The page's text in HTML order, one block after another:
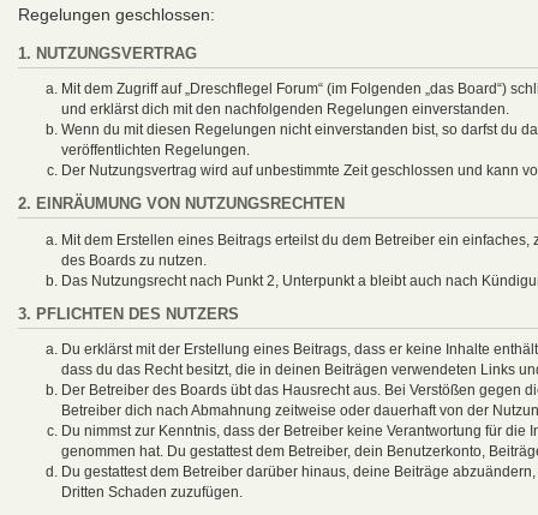
Regelungen geschlossen:
1. NUTZUNGSVERTRAG
Mit dem Zugriff auf „Dreschflegel Forum“ (im Folgenden „das Board“)
und erklärst dich mit den nachfolgenden Regelungen einverstanden.
Wenn du mit diesen Regelungen nicht einverstanden bist, so darfst du
veröffentlichten Regelungen.
Der Nutzungsvertrag wird auf unbestimmte Zeit geschlossen und kann
2. EINRÄUMUNG VON NUTZUNGSRECHTEN
Mit dem Erstellen eines Beitrags erteilst du dem Betreiber ein
des Boards zu nutzen.
Das Nutzungsrecht nach Punkt 2, Unterpunkt a bleibt auch nach
3. PFLICHTEN DES NUTZERS
Du erklärst mit der Erstellung eines Beitrags, dass er keine Inhalte
dass du das Recht besitzt, die in deinen Beiträgen verwendeten Links
Der Betreiber des Boards übt das Hausrecht aus. Bei Verstößen
Betreiber dich nach Abmahnung zeitweise oder dauerhaft von der
Du nimmst zur Kenntnis, dass der Betreiber keine Verantwortung für
genommen hat. Du gestattest dem Betreiber, dein Benutzerkonto,
Du gestattest dem Betreiber darüber hinaus, deine Beiträge
Dritten Schaden zuzufügen.